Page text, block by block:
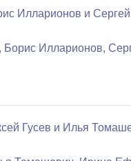
Илларионов и
, Борис Илларионов,
Гусев и Илья